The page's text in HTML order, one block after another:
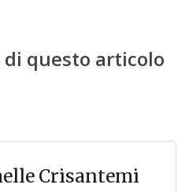
questo articolo
Crisantemi